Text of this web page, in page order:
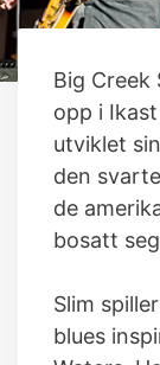
Big Creek
opp i
utviklet
den
de
bosatt
Slim
blues